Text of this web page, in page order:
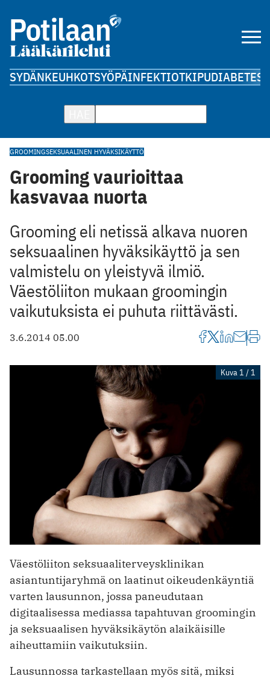
SYDÄNKEUHKOTSYÖPÄINFEKTIOTKIPUDIABETES
GROOMINGSEKSUAALINEN HYVÄKSIKÄYTTÖ
Grooming vaurioittaa
kasvavaa nuorta
Grooming eli netissä alkava nuoren
seksuaalinen hyväksikäyttö ja sen
valmistelu on yleistyvä ilmiö.
Väestöliiton mukaan groomingin
vaikutuksista ei puhuta riittävästi.
3.6.2014 05.00
Kuva 1 / 1
Väestöliiton seksuaaliterveysklinikan
asiantuntijaryhmä on laatinut oikeudenkäyntiä
varten lausunnon, jossa paneudutaan
digitaalisessa mediassa tapahtuvan groomingin
ja seksuaalisen hyväksikäytön alaikäisille
aiheuttamiin vaikutuksiin.
Lausunnossa tarkastellaan myös sitä, miksi